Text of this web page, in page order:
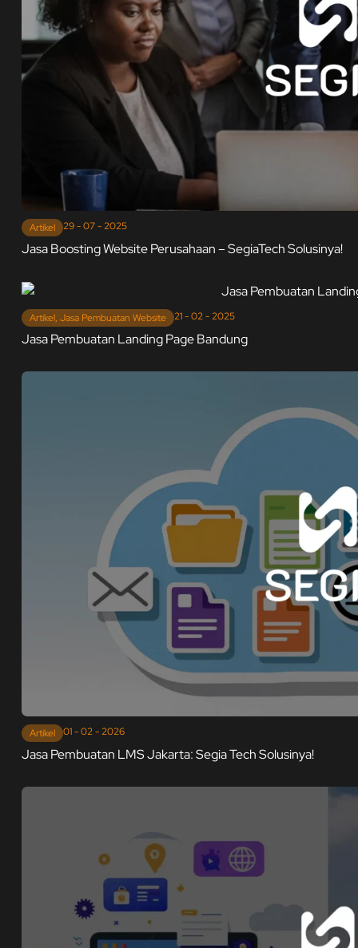
Artikel 29 - 07 - 2025
Jasa Boosting Website Perusahaan – SegiaTech Solusinya!
Artikel, Jasa Pembuatan Website 21 - 02 - 2025
Jasa Pembuatan Landing Page Bandung
Artikel 01 - 02 - 2026
Jasa Pembuatan LMS Jakarta: Segia Tech Solusinya!